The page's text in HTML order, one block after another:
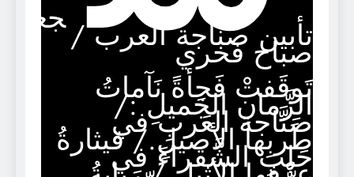
جعيةتأبين صناجة العرب /
صباح فخري
تَوقَفتْ فَجأةً نَآماتُ
الزَّمانِ الجَميلِ :/
صَنَّاجة العَربِ في
طَربِها الأصيلِ./ قيثارةُ
حَلبِ الشَّقراءَ في